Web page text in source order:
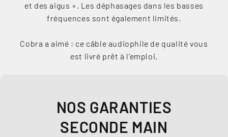
et des aigus ». Les déphasages dans les basses
fréquences sont également limités.
Cobra a aimé : ce câble audiophile de qualité vous
est livré prêt à l’emploi.
NOS GARANTIES
SECONDE MAIN